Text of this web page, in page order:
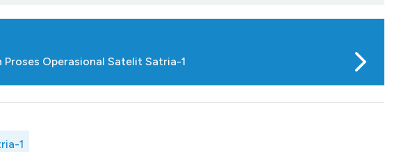
Proses Operasional Satelit Satria-1
1